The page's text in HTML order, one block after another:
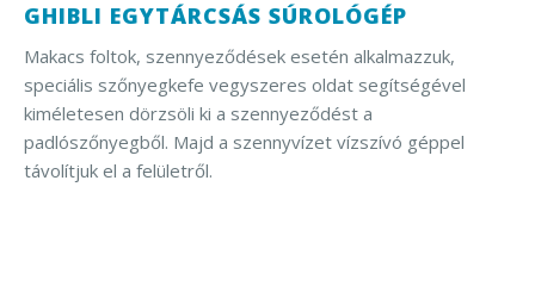
GHIBLI EGYTÁRCSÁS SÚROLÓGÉP
Makacs foltok, szennyeződések esetén alkalmazzuk,
speciális szőnyegkefe vegyszeres oldat segítségével
kiméletesen dörzsöli ki a szennyeződést a
padlószőnyegből. Majd a szennyvízet vízszívó géppel
távolítjuk el a felületről.